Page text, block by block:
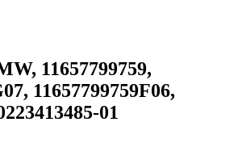
11657799759,
11657799759F06,
01